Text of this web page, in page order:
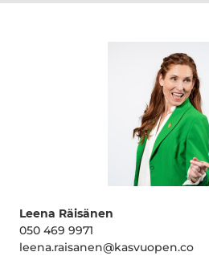
Leena Räisänen
050 469 9971
leena.raisanen@kasvuopen.co